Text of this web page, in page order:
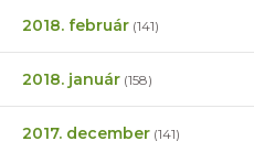
2018. február (141)
2018. január (158)
2017. december (141)